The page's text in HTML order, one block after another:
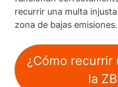
recurrir una multa
zona de bajas emisiones.
¿Cómo recurrir
la